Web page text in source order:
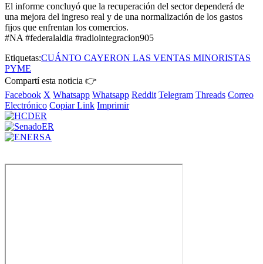
El informe concluyó que la recuperación del sector dependerá de
una mejora del ingreso real y de una normalización de los gastos
fijos que enfrentan los comercios.
#NA #federalaldia #radiointegracion905
Etiquetas:CUÁNTO CAYERON LAS VENTAS MINORISTAS
PYME
Compartí esta noticia 👉
Facebook X Whatsapp Whatsapp Reddit Telegram Threads Correo
Electrónico Copiar Link Imprimir